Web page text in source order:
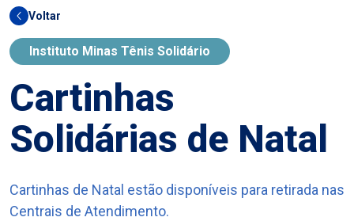
Voltar
Instituto Minas Tênis Solidário
Cartinhas
Solidárias de Natal
Cartinhas de Natal estão disponíveis para retirada nas
Centrais de Atendimento.